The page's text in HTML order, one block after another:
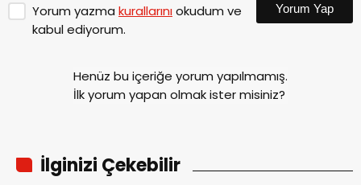
Yorum yazma kurallarınıokudum ve
kabul ediyorum.
Yorum Yap
Henüz bu içeriğe yorum yapılmamış.
İlk yorum yapan olmak ister misiniz?
İlginizi Çekebilir